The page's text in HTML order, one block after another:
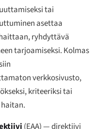
tai
asettaa
ryhdyttävä
tarjoamiseksi. Kolmas
verkkosivusto,
kriteeriksi tai